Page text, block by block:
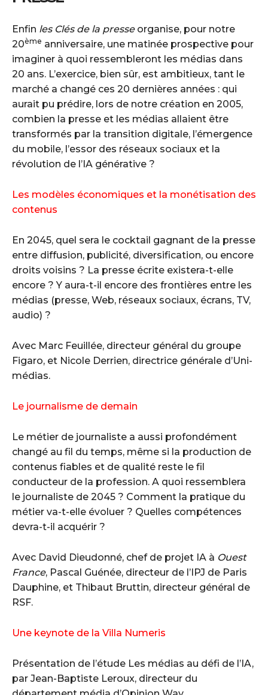
Enfin les Clés de la presseorganise, pour notre
20ème anniversaire, une matinée prospective pour
imaginer à quoi ressembleront les médias dans
20 ans. L’exercice, bien sûr, est ambitieux, tant le
marché a changé ces 20 dernières années : qui
aurait pu prédire, lors de notre création en 2005,
combien la presse et les médias allaient être
transformés par la transition digitale, l’émergence
du mobile, l’essor des réseaux sociaux et la
révolution de l’IA générative ?
Les modèles économiques et la monétisation des
contenus
En 2045, quel sera le cocktail gagnant de la presse
entre diffusion, publicité, diversification, ou encore
droits voisins ? La presse écrite existera-t-elle
encore ? Y aura-t-il encore des frontières entre les
médias (presse, Web, réseaux sociaux, écrans, TV,
audio) ?
Avec Marc Feuillée, directeur général du groupe
Figaro, et Nicole Derrien, directrice générale d’Uni-
médias.
Le journalisme de demain
Le métier de journaliste a aussi profondément
changé au fil du temps, même si la production de
contenus fiables et de qualité reste le fil
conducteur de la profession. A quoi ressemblera
le journaliste de 2045 ? Comment la pratique du
métier va-t-elle évoluer ? Quelles compétences
devra-t-il acquérir ?
Avec David Dieudonné, chef de projet IA à Ouest
France, Pascal Guénée, directeur de l’IPJ de Paris
Dauphine, et Thibaut Bruttin, directeur général de
RSF.
Une keynote de la Villa Numeris
Présentation de l’étude Les médias au défi de l’IA,
par Jean-Baptiste Leroux, directeur du